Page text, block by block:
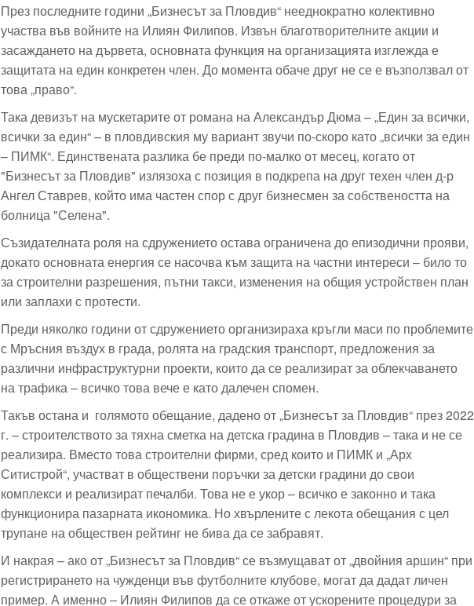
През последните години „Бизнесът за Пловдив“ нееднократно колективно
участва във войните на Илиян Филипов. Извън благотворителните акции и
засаждането на дървета, основната функция на организацията изглежда е
защитата на един конкретен член. До момента обаче друг не се е възползвал от
това „право“.
Така девизът на мускетарите от романа на Александър Дюма – „Един за всички,
всички за един“ – в пловдивския му вариант звучи по-скоро като „всички за един
– ПИМК“. Единствената разлика бе преди по-малко от месец, когато от
"Бизнесът за Пловдив" излязоха с позиция в подкрепа на друг техен член д-р
Ангел Ставрев, който има частен спор с друг бизнесмен за собствеността на
болница "Селена".
Съзидателната роля на сдружението остава ограничена до епизодични прояви,
докато основната енергия се насочва към защита на частни интереси – било то
за строителни разрешения, пътни такси, изменения на общия устройствен план
или заплахи с протести.
Преди няколко години от сдружението организираха кръгли маси по проблемите
с Мръсния въздух в града, ролята на градския транспорт, предложения за
различни инфраструктурни проекти, които да се реализират за облекчаването
на трафика – всичко това вече е като далечен спомен.
Такъв остана и голямото обещание, дадено от „Бизнесът за Пловдив“ през 2022
г. – строителството за тяхна сметка на детска градина в Пловдив – така и не се
реализира. Вместо това строителни фирми, сред които и ПИМК и „Арх
Ситистрой“, участват в обществени поръчки за детски градини до свои
комплекси и реализират печалби. Това не е укор – всичко е законно и така
функционира пазарната икономика. Но хвърлените с лекота обещания с цел
трупане на обществен рейтинг не бива да се забравят.
И накрая – ако от „Бизнесът за Пловдив“ се възмущават от „двойния аршин“ при
регистрирането на чужденци във футболните клубове, могат да дадат личен
пример. А именно – Илиян Филипов да се откаже от ускорените процедури за